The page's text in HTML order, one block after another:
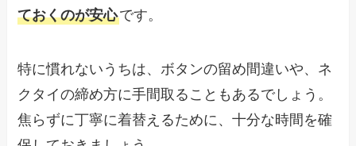
ておくのが安心です。
特に慣れないうちは、ボタンの留め間違いや、ネ
クタイの締め方に手間取ることもあるでしょう。
焦らずに丁寧に着替えるために、十分な時間を確